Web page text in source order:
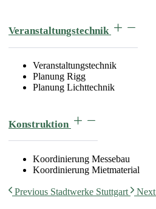
Veranstaltungstechnik
Veranstaltungstechnik
Planung Rigg
Planung Lichttechnik
Konstruktion
Koordinierung Messebau
Koordinierung Mietmaterial
Previous Stadtwerke Stuttgart Next